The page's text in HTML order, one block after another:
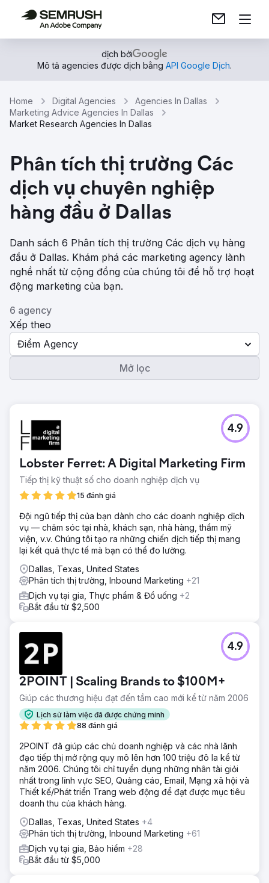
dịch bởi
Mô tả agencies được dịch bằng API Google Dịch.
Home Digital Agencies
Agencies In Dallas
Marketing Advice Agencies In Dallas
Market Research Agencies In Dallas
Phân tích thị trường Các
dịch vụ chuyên nghiệp
hàng đầu ở Dallas
Danh sách 6 Phân tích thị trường Các dịch vụ hàng
đầu ở Dallas. Khám phá các marketing agency lành
nghề nhất từ ​​cộng đồng của chúng tôi để hỗ trợ hoạt
động marketing của bạn.
6 agency
Xếp theo
Điểm Agency
Mở lọc
Lobster Ferret: A Digital Marketing Firm
Tiếp thị kỹ thuật số cho doanh nghiệp dịch vụ
15 đánh giá
4.9
Đội ngũ tiếp thị của bạn dành cho các doanh nghiệp dịch
vụ — chăm sóc tại nhà, khách sạn, nhà hàng, thẩm mỹ
viện, v.v. Chúng tôi tạo ra những chiến dịch tiếp thị mang
lại kết quả thực tế mà bạn có thể đo lường.
Dallas, Texas, United States
Phân tích thị trường, Inbound Marketing +21
Dịch vụ tại gia, Thực phẩm & Đồ uống +2
Bắt đầu từ $2,500
2POINT | Scaling Brands to $100M+
Giúp các thương hiệu đạt đến tầm cao mới kể từ năm 2006
Lịch sử làm việc đã được chứng minh
88 đánh giá
4.9
2POINT đã giúp các chủ doanh nghiệp và các nhà lãnh
đạo tiếp thị mở rộng quy mô lên hơn 100 triệu đô la kể từ
năm 2006. Chúng tôi chỉ tuyển dụng những nhân tài giỏi
nhất trong lĩnh vực SEO, Quảng cáo, Email, Mạng xã hội và
Thiết kế/Phát triển Trang web động để đạt được mục tiêu
doanh thu của khách hàng.
Dallas, Texas, United States +4
Phân tích thị trường, Inbound Marketing +61
Dịch vụ tại gia, Bảo hiểm +28
Bắt đầu từ $5,000